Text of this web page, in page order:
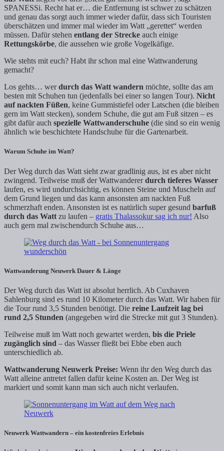
SPANESSi. Recht hat er… die Entfernung ist schwer zu schätzen
und genau das sorgt auch immer wieder dafür, dass sich Touristen
überschätzen und immer mal wieder im Watt „gerettet“ werden
müssen. Dafür stehen entlang der Strecke auch einige
Rettungskörbe, die aussehen wie große Vogelkäfige.
Wie stehts mit euch? Habt ihr schon mal eine Wattwanderung
gemacht?
Los gehts… werdurch das Watt wandern möchte, sollte das am
besten mit Schuhen tun (jedenfalls bei einer so langen Tour). Nicht
auf nackten Füßen, keine Gummistiefel oder Latschen (die bleiben
gern im Watt stecken), sondern Schuhe, die gut am Fuß sitzen – es
gibt dafür auch spezielle Wattwanderschuhe (die sind so ein wenig
ähnlich wie beschichtete Handschuhe für die Gartenarbeit.
Warum Schuhe im Watt?
Der Weg durch das Watt sieht zwar gradlinig aus, ist es aber nicht
zwingend. Teilweise muß der Wattwandererdurch tieferes Wasser
laufen, es wird undurchsichtig, es können Steine und Muscheln auf
dem Grund liegen und das kann ansonsten am nackten Fuß
schmerzhaft enden. Ansonsten ist es natürlich super gesund barfuß
durch das Watt zu laufen – gratis Thalassokur sag ich nur! Also
auch gern mal zwischendurch Schuhe aus…
Wattwanderung Neuwerk Dauer & Länge
Der Weg durch das Watt ist absolut herrlich. Ab Cuxhaven
Sahlenburg sind es rund 10 Kilometer durch das Watt. Wir haben für
die Tour rund 3,5 Stunden benötigt. Die reine Laufzeit lag bei
rund 2,5 Stunden (angegeben wird die Strecke mit gut 3 Stunden).
Teilweise muß im Watt noch gewartet werden, bis die Priele
zugänglich sind – das Wasser fließt bei Ebbe eben auch
unterschiedlich ab.
Wattwanderung Neuwerk Preise: Wenn ihr den Weg durch das
Watt alleine antretet fallen dafür keine Kosten an. Der Weg ist
markiert und somit kann man sich auch nicht verlaufen.
Neuwerk Wattwandern – ein kostenfreies Erlebnis